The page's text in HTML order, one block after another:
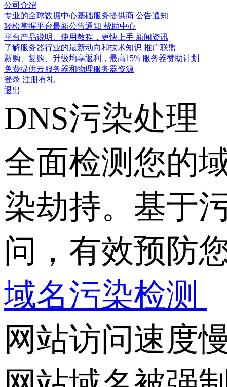
公司介绍
专业的全球数据中心基础服务提供商 公告通知
轻松掌握平台最新公告通知 帮助中心
平台产品说明、使用教程，更快上手 新闻资讯
了解服务器行业的最新动向和技术知识 推广联盟
新购、复购、升级均享返利，最高15% 服务器赞助计划
免费提供云服务器和物理服务器资源
登录 注册有礼
退出
DNS污染处理
全面检测您的
染劫持。基于
问，有效预防
域名污染检测
网站访问速度